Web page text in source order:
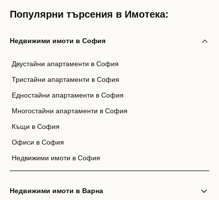
Популярни търсения в Имотека:
Недвижими имоти в София
Двустайни апартаменти в София
Тристайни апартаменти в София
Едностайни апартаменти в София
Многостайни апартаменти в София
Къщи в София
Офиси в София
Недвижими имоти в София
Недвижими имоти в Варна